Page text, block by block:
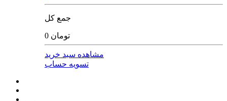
جمع کل
0 تومان
مشاهده سبد خرید
تسویه حساب